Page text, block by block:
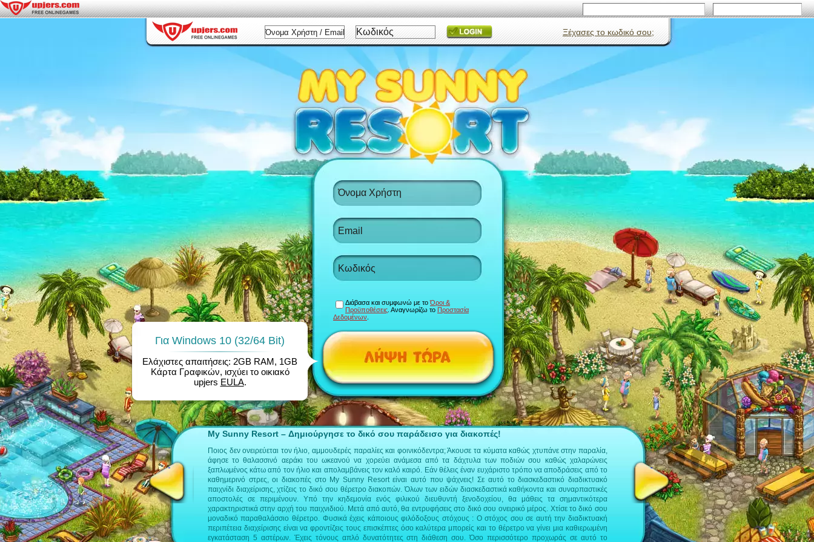
φυλλομετρητή σου; θα βρεις περισσότερες
manager games online manager
My Sunny Resort – Δημιούργησε το δικό σου παράδεισο για διακοπές!
Ποιος δεν ονειρεύεται τον ήλιο, αμμουδερές παραλίες και φοινικόδεντρα; Άκουσε τα κύματα καθώς χτυπάνε στην παραλία,
άφησε το θαλασσινό αεράκι του ωκεανού να χορεύει ανάμεσα από τα δάχτυλα των ποδιών σου καθώς χαλαρώνεις
ξαπλωμένος κάτω από τον ήλιο και απολαμβάνεις τον καλό καιρό. Εάν θέλεις έναν ευχάριστο τρόπο να αποδράσεις από το
καθημερινό στρες, οι διακοπές στο My Sunny Resort είναι αυτό που ψάχνεις! Σε αυτό το διασκεδαστικό διαδικτυακό
παιχνίδι διαχείρισης, χτίζεις το δικό σου θέρετρο διακοπών. Όλων των ειδών διασκεδαστικά καθήκοντα και συναρπαστικές
αποστολές σε περιμένουν. Υπό την κηδεμονία ενός φιλικού διευθυντή ξενοδοχείου, θα μάθεις τα σημαντικότερα
χαρακτηριστικά στην αρχή του παιχνιδιού. Μετά από αυτό, θα εντρυφήσεις στο δικό σου ονειρικό μέρος. Χτίσε το δικό σου
μοναδικό παραθαλάσσιο θέρετρο. Φυσικά έχεις κάποιους φιλόδοξους στόχους : Ο στόχος σου σε αυτή την διαδικτυακή
περιπέτεια διαχείρισης είναι να φροντίζεις τους επισκέπτες όσο καλύτερα μπορείς και το θέρετρο να γίνει μια καθιερωμένη
εγκατάσταση 5 αστέρων. Έχεις τόνους απλό δυνατότητες στη διάθεση σου. Όσο περισσότερο προχωράς σε αυτό το
Περιποιηθείτε τους επισκέπτες στο
Στο παιχνίδι φυλλομετρητή My Sunny Resort,
θέρετρο διακοπών. Θα ξεκινήσεις με μια
διασκεδαστική περιπέτεια. Άλλωστε, πρέπει να
μια εξαιρετική φήμη σαν παράδεισος
αξιολογήσεις θα κάνουν. Με το My Sunny Resort,
και διαχείρισης σε έναν συναρπαστικό
αμέτρητες προκλήσεις σε μορφή αποστολών που
κάποιο υπόβαθρο σχετικά με τα συμβάντα στο
μπορείς επίσης να ολοκληρώσεις στην πορεία σου
πως θα σχεδιάσεις το θέρετρο και ποια
Για Windows 10 (32/64 Bit)
Ελάχιστες απαιτήσεις: 2GB RAM, 1GB
Κάρτα Γραφικών, ισχύει το οικιακό
upjers EULA.
Διάβασα και συμφωνώ με τοΌροι &
Προϋποθέσεις . Αναγνωρίζω το Προστασία
Δεδομένων
Ξέχασες το κωδικό σου;